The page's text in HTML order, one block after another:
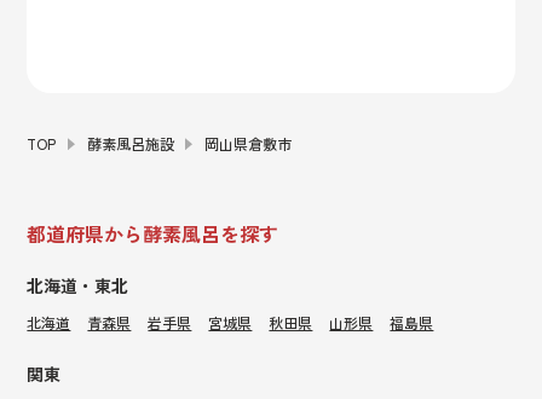
TOP 酵素風呂施設 岡山県倉敷市
都道府県から酵素風呂を探す
北海道・東北
北海道 青森県 岩手県 宮城県 秋田県 山形県 福島県
関東